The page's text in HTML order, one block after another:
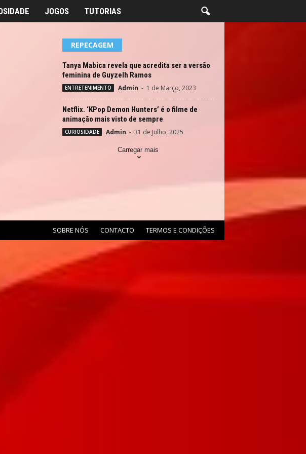
JOGOS TUTORIAS
REPECAGEM
Tanya Mabica revela que acredita ser a versão
feminina de Guyzelh Ramos
ENTRETENIMENTO Admin - 1 de Março, 2023
Netflix. ‘KPop Demon Hunters’ é o filme de
animação mais visto de sempre
CURIOSIDADE Admin - 31 de Julho, 2025
Carregar mais
SOBRE NÓS CONTACTO TERMOS E CONDIÇÕES